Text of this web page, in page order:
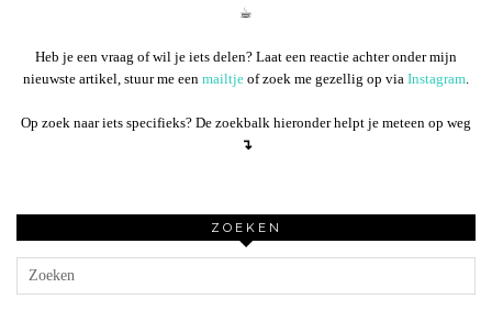
☕︎
Heb je een vraag of wil je iets delen? Laat een reactie achter onder mijn
nieuwste artikel, stuur me een mailtje of zoek me gezellig op via Instagram
Op zoek naar iets specifieks? De zoekbalk hieronder helpt je meteen op weg
↴
ZOEKEN